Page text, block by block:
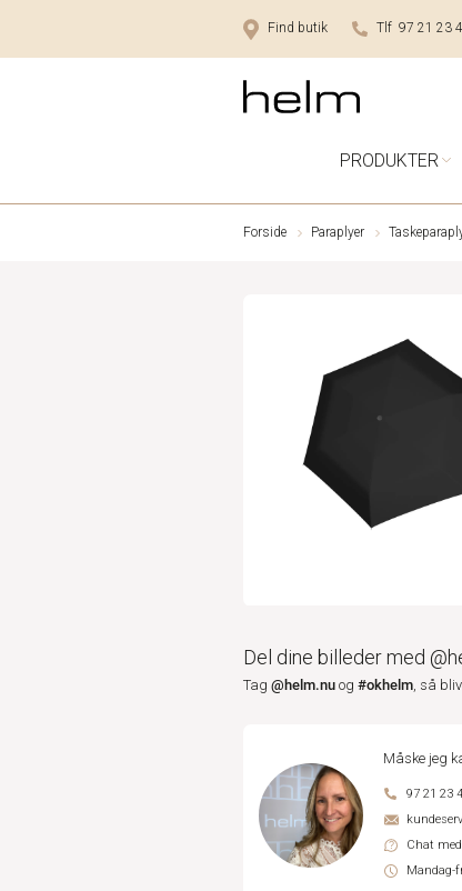
Find butik Tlf 97 21 23
PRODUKTER
Forside Paraplyer
Del dine billeder med
Tag @helm.nu og #okhelm, så
Måske jeg
97 21 23
Chat
Mandag-